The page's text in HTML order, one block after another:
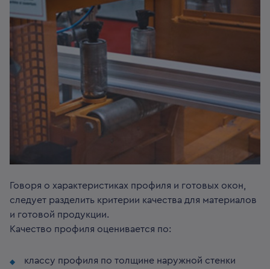
Говоря о характеристиках профиля и готовых окон,
следует разделить критерии качества для материалов
и готовой продукции.
Качество профиля оценивается по:
классу профиля по толщине наружной стенки